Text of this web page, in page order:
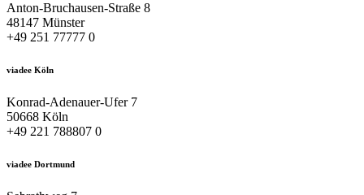
Anton-Bruchausen-Straße 8
48147 Münster
+49 251 77777 0
viadee Köln
Konrad-Adenauer-Ufer 7
50668 Köln
+49 221 788807 0
viadee Dortmund